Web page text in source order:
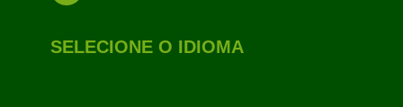
SELECIONE O IDIOMA